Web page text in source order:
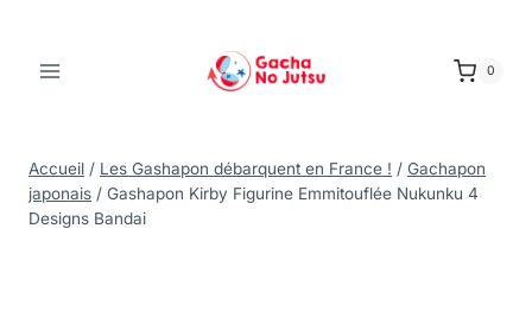
0
Accueil / Les Gashapon débarquent en France ! / Gachapon
japonais / Gashapon Kirby Figurine Emmitouflée Nukunku 4
Designs Bandai